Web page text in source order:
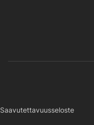
Saavutettavuusseloste